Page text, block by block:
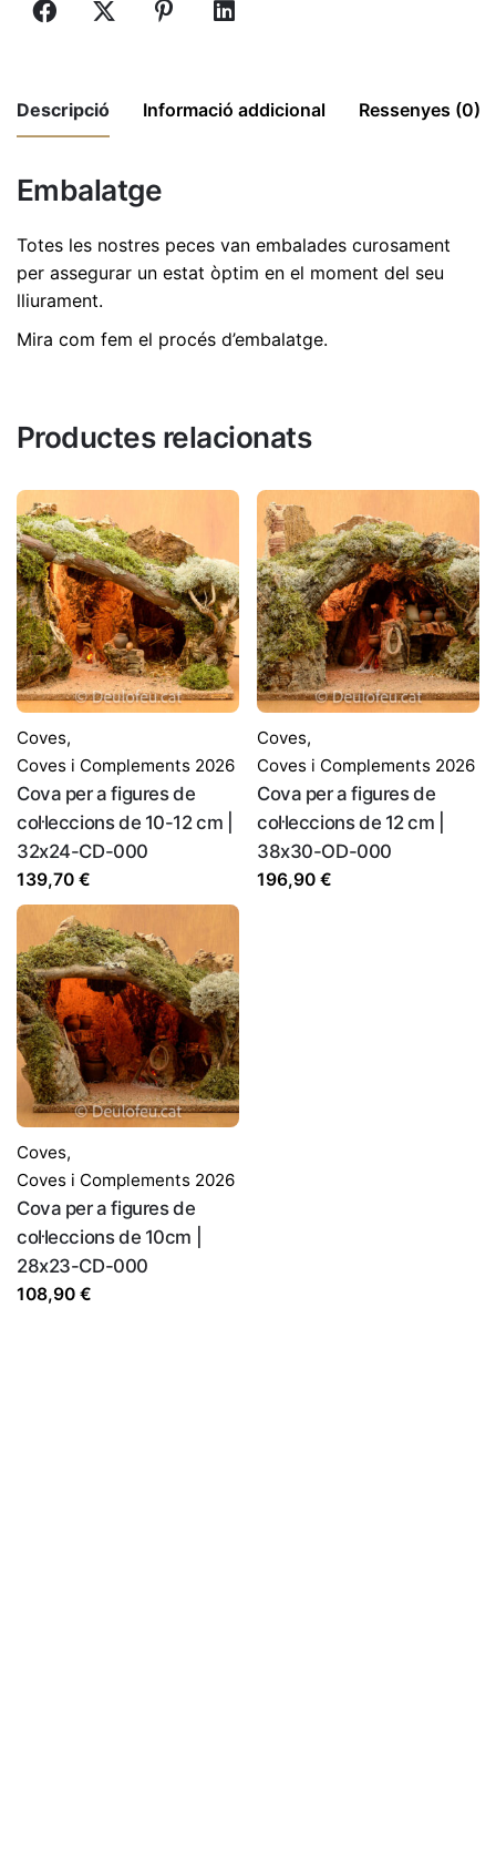
de
|
CD-
000
Descripció Informació addicional Ressenyes (0)
Embalatge
Totes les nostres peces van embalades curosament
per assegurar un estat òptim en el moment del seu
lliurament.
Mira com fem el procés d’embalatge.
Dimensions 27 × 17 × 20 cm
Mides de la
base de
fusta
21x16x1 cm
Mides totals
27x17x20 cm
Un llum de
simulació de
4 W. a 220 V.
figures de col·leccions de 7 cm | 21×16-CD-
000"
necessaris estan marcats amb*
DEIXA UNA RESPOSTA
Nom*
Correu electrònic
Desa el meu nom, correu electrònic i lloc web en
aquest navegador per a la pròxima vegada que comenti.
Productes relacionats
Coves,
Coves i Complements 2026
Cova per a figures de
col·leccions de 10-12 cm |
32x24-CD-000
139,70 €
Coves,
Coves i Complements 2026
Cova per a figures de
col·leccions de 12 cm |
38x30-OD-000
196,90 €
Coves,
Coves i Complements 2026
Cova per a figures de
col·leccions de 10cm |
28x23-CD-000
108,90 €